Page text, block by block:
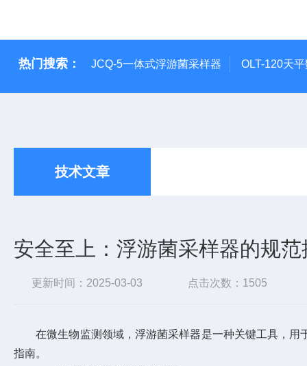
热门搜索： JCQ-5一体式浮游菌采样器 OLT-120天
技术文章
安全至上：浮游菌采样器的规
更新时间：2025-03-03 点击次数：1505
在微生物监测领域，浮游菌采样器是一种关键工具，用
指南。